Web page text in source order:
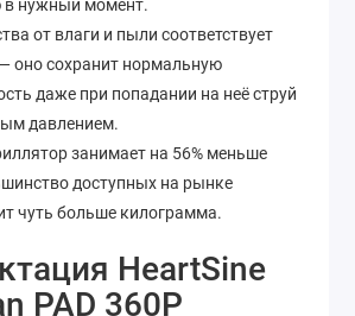
в нужный момент.
от влаги и пыли соответствует
оно сохранит нормальную
даже при попадании на неё струй
давлением.
занимает на 56% меньше
доступных на рынке
чуть больше килограмма.
HeartSine
PAD 360P